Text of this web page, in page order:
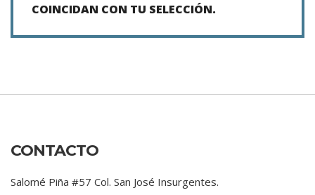
COINCIDAN CON TU SELECCIÓN.
CONTACTO
Salomé Piña #57 Col. San José Insurgentes.